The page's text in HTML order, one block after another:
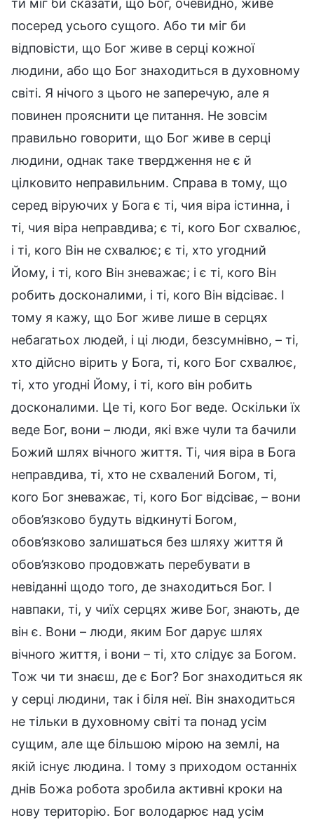
посеред усього сущого. Або ти міг би
відповісти, що Бог живе в серці кожної
людини, або що Бог знаходиться в духовному
світі. Я нічого з цього не заперечую, але я
повинен прояснити це питання. Не зовсім
правильно говорити, що Бог живе в серці
людини, однак таке твердження не є й
цілковито неправильним. Справа в тому, що
серед віруючих у Бога є ті, чия віра істинна, і
ті, чия віра неправдива; є ті, кого Бог схвалює,
і ті, кого Він не схвалює; є ті, хто угодний
Йому, і ті, кого Він зневажає; і є ті, кого Він
робить досконалими, і ті, кого Він відсіває. І
тому я кажу, що Бог живе лише в серцях
небагатьох людей, і ці люди, безсумнівно, – ті,
хто дійсно вірить у Бога, ті, кого Бог схвалює,
ті, хто угодні Йому, і ті, кого він робить
досконалими. Це ті, кого Бог веде. Оскільки їх
веде Бог, вони – люди, які вже чули та бачили
Божий шлях вічного життя. Ті, чия віра в Бога
неправдива, ті, хто не схвалений Богом, ті,
кого Бог зневажає, ті, кого Бог відсіває, – вони
обов’язково будуть відкинуті Богом,
обов’язково залишаться без шляху життя й
обов’язково продовжать перебувати в
невіданні щодо того, де знаходиться Бог. І
навпаки, ті, у чиїх серцях живе Бог, знають, де
він є. Вони – люди, яким Бог дарує шлях
вічного життя, і вони – ті, хто слідує за Богом.
Тож чи ти знаєш, де є Бог? Бог знаходиться як
у серці людини, так і біля неї. Він знаходиться
не тільки в духовному світі та понад усім
сущим, але ще більшою мірою на землі, на
якій існує людина. І тому з приходом останніх
днів Божа робота зробила активні кроки на
нову територію. Бог володарює над усім